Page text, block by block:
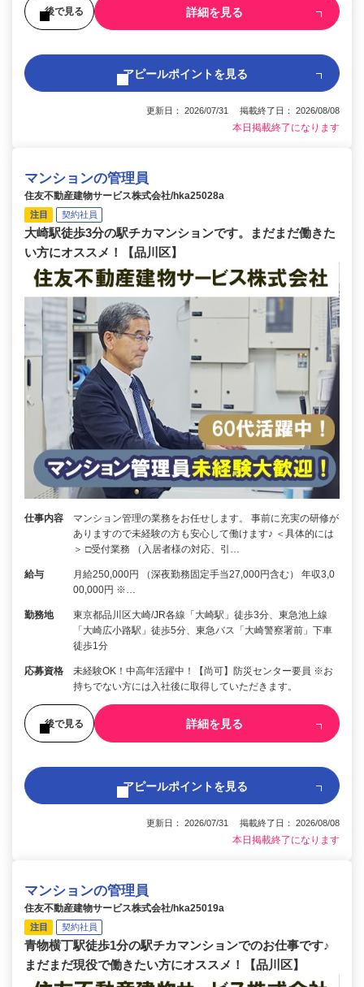
後で見る 詳細を見る
アピールポイントを見る
更新日： 2026/07/31 掲載終了日： 2026/08/08
本日掲載終了になります
マンションの管理員
住友不動産建物サービス株式会社/hka25028a
注目 契約社員
大崎駅徒歩3分の駅チカマンションです。まだまだ働きた
い方にオススメ！【品川区】
仕事内容
マンション管理の業務をお任せします。 事前に充実の研修が
ありますので未経験の方も安心して働けます♪ ＜具体的には
＞ □受付業務 （入居者様の対応、引…
給与
月給250,000円 （深夜勤務固定手当27,000円含む） 年収3,0
00,000円 ※…
勤務地
東京都品川区大崎/JR各線「大崎駅」徒歩3分、東急池上線
「大崎広小路駅」徒歩5分、東急バス「大崎警察署前」下車
徒歩1分
応募資格
未経験OK！中高年活躍中！【尚可】防災センター要員 ※お
持ちでない方には入社後に取得していただきます。
後で見る 詳細を見る
アピールポイントを見る
更新日： 2026/07/31 掲載終了日： 2026/08/08
本日掲載終了になります
マンションの管理員
住友不動産建物サービス株式会社/hka25019a
注目 契約社員
青物横丁駅徒歩1分の駅チカマンションでのお仕事です♪
まだまだ現役で働きたい方にオススメ！【品川区】